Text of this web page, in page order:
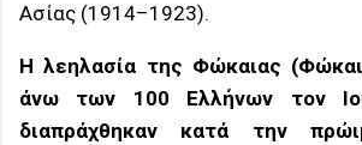
Ασίας (1914–1923).
Η λεηλασία της Φώκαιας
άνω των 100 Ελλήνων τον
διαπράχθηκαν κατά την